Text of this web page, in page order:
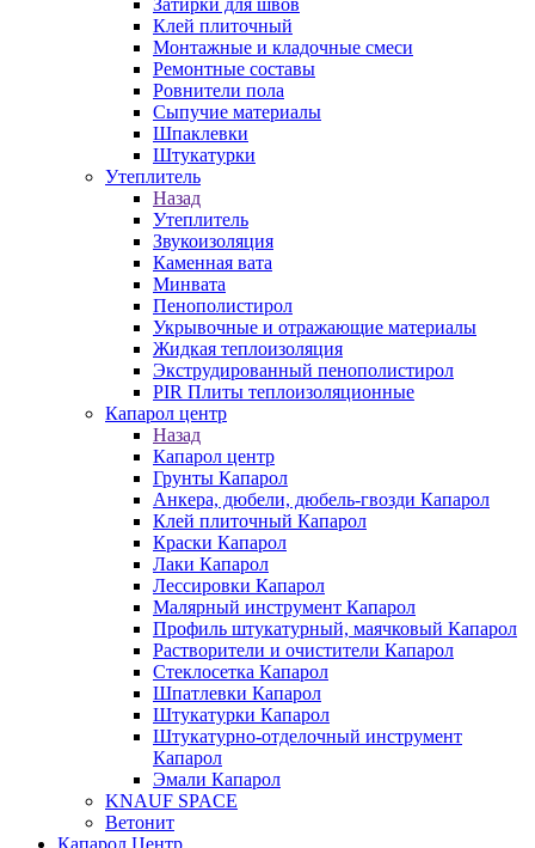
Клей плиточный
Монтажные и кладочные смеси
Ремонтные составы
Ровнители пола
Сыпучие материалы
Шпаклевки
Штукатурки
Утеплитель
Назад
Утеплитель
Звукоизоляция
Каменная вата
Минвата
Пенополистирол
Укрывочные и отражающие материалы
Жидкая теплоизоляция
Экструдированный пенополистирол
PIR Плиты теплоизоляционные
Капарол центр
Назад
Капарол центр
Грунты Капарол
Анкера, дюбели, дюбель-гвозди Капарол
Клей плиточный Капарол
Краски Капарол
Лаки Капарол
Лессировки Капарол
Малярный инструмент Капарол
Профиль штукатурный, маячковый Капарол
Растворители и очистители Капарол
Cтеклосетка Капарол
Шпатлевки Капарол
Штукатурки Капарол
Штукатурно-отделочный инструмент
Капарол
Эмали Капарол
KNAUF SPACE
Ветонит
Капарол Центр